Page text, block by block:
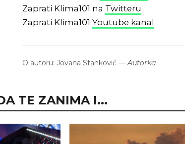
Zaprati Klima101 na Twitteru
Zaprati Klima101 Youtube kanal
O autoru: Jovana Stanković —Autorka
TE ZANIMA I...